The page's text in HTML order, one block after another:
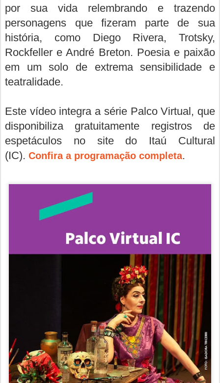
por sua vida relembrando e trazendo
personagens que fizeram parte de sua
história, como Diego Rivera, Trotsky,
Rockfeller e André Breton. Poesia e paixão
em um solo de extrema sensibilidade e
teatralidade.
Este vídeo integra a série Palco Virtual, que
disponibiliza gratuitamente registros de
espetáculos no site do Itaú Cultural
(IC). Confira a programação completa.